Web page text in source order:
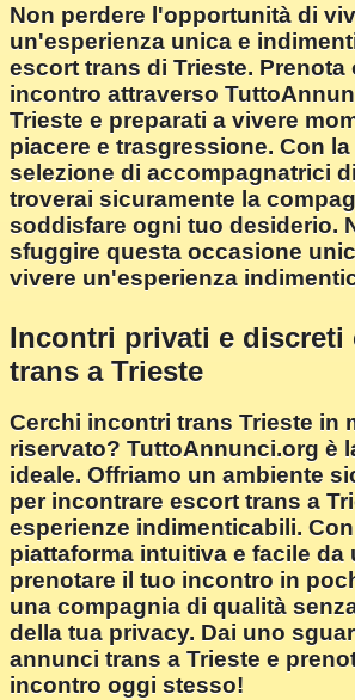
Non perdere l'opportunità di
un'esperienza unica e
escort trans di Trieste. Prenota
incontro attraverso
Trieste e preparati a vivere
piacere e trasgressione. Con
selezione di accompagnatrici
troverai sicuramente la
soddisfare ogni tuo desiderio.
sfuggire questa occasione
vivere un'esperienza
Incontri privati e discreti
trans a Trieste
Cerchi incontri trans Trieste in
riservato? TuttoAnnunci.org è
ideale. Offriamo un ambiente
per incontrare escort trans a
esperienze indimenticabili.
piattaforma intuitiva e facile da
prenotare il tuo incontro in
una compagnia di qualità
della tua privacy. Dai uno
annunci trans a Trieste e
incontro oggi stesso!